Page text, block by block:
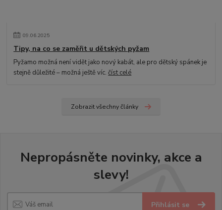
09.06.2025
Tipy, na co se zaměřit u dětských pyžam
Pyžamo možná není vidět jako nový kabát, ale pro dětský spánek je
stejně důležité – možná ještě víc.číst celé
Zobrazit všechny články
Nepropásněte novinky, akce a
slevy!
Přihlásit se